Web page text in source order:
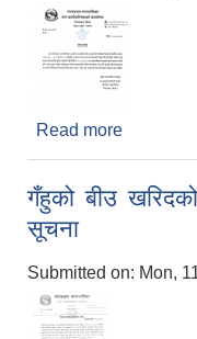
Read more
गँहुको बीउ
सूचना
Submitted on: Mon,